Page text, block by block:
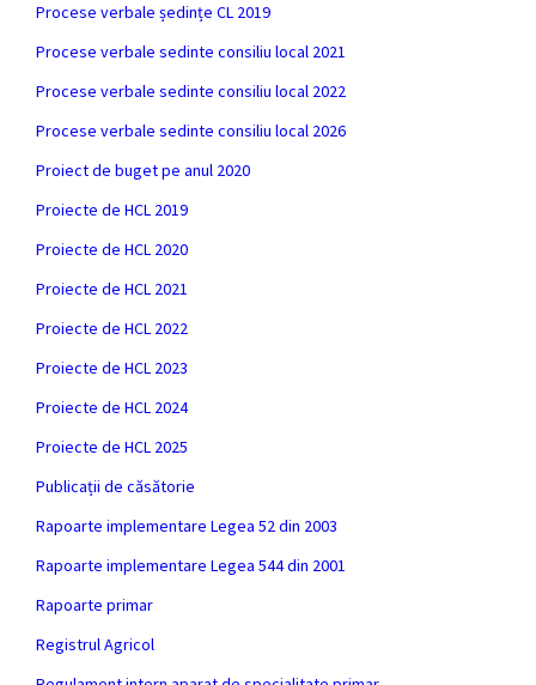
Procese verbale ședințe CL 2019
Procese verbale sedinte consiliu local 2021
Procese verbale sedinte consiliu local 2022
Procese verbale sedinte consiliu local 2026
Proiect de buget pe anul 2020
Proiecte de HCL 2019
Proiecte de HCL 2020
Proiecte de HCL 2021
Proiecte de HCL 2022
Proiecte de HCL 2023
Proiecte de HCL 2024
Proiecte de HCL 2025
Publicații de căsătorie
Rapoarte implementare Legea 52 din 2003
Rapoarte implementare Legea 544 din 2001
Rapoarte primar
Registrul Agricol